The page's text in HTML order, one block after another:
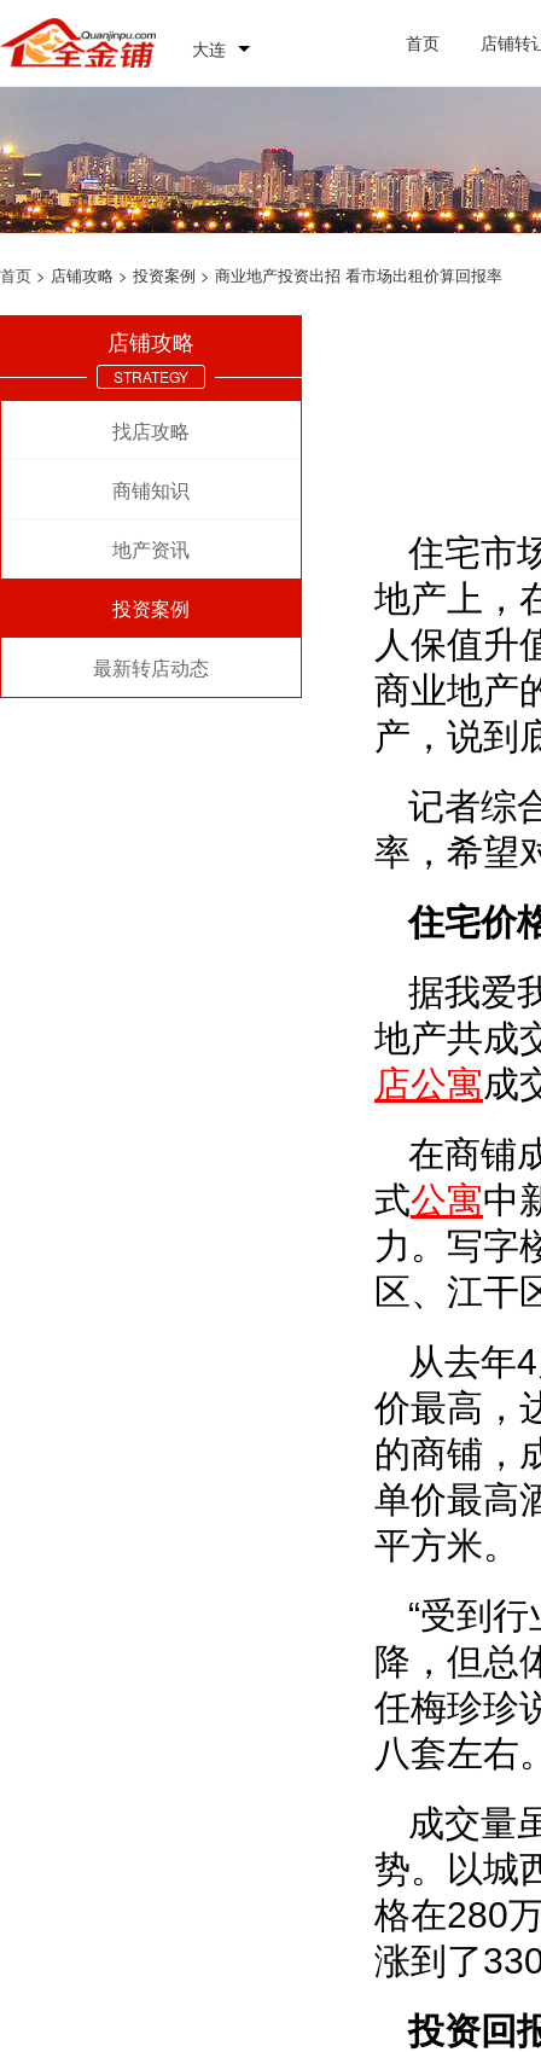
大连 首页 店铺转
首页 > 店铺攻略 > 投资案例 > 商业地产投资出招 看市场出租价算回报率
店铺攻略
STRATEGY
找店攻略
商铺知识
地产资讯
投资案例
最新转店动态
住宅市
地产上，
人保值升
商业地产
产，说到
记者综
率，希望
住宅价
据我爱
地产共成
店公寓成
在商铺
式公寓中
力。写字
区、江干
从去年
价最高，
的商铺，
单价最高
平方米。
“受到
降，但总
任梅珍珍
八套左右
成交量
势。以城
格在280
涨到了
投资回